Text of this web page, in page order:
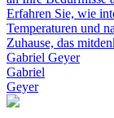
Erfahren Sie, wie
Temperaturen und
Zuhause, das
Gabriel Geyer
Gabriel
Geyer